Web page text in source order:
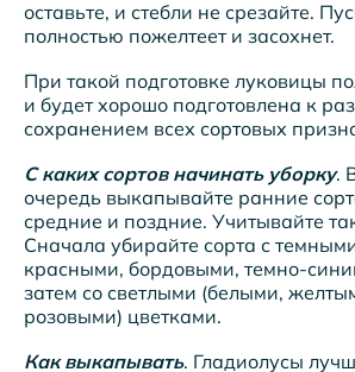
оставьте, и стебли не срезайте.
полностью пожелтеет и засохнет.
При такой подготовке луковицы
и будет хорошо подготовлена к
сохранением всех сортовых
С каких сортов начинать уборку.
очередь выкапывайте ранние
средние и поздние. Учитывайте
Сначала убирайте сорта с
красными, бордовыми, темно-
затем со светлыми (белыми,
розовыми) цветками.
Как выкапывать. Гладиолусы